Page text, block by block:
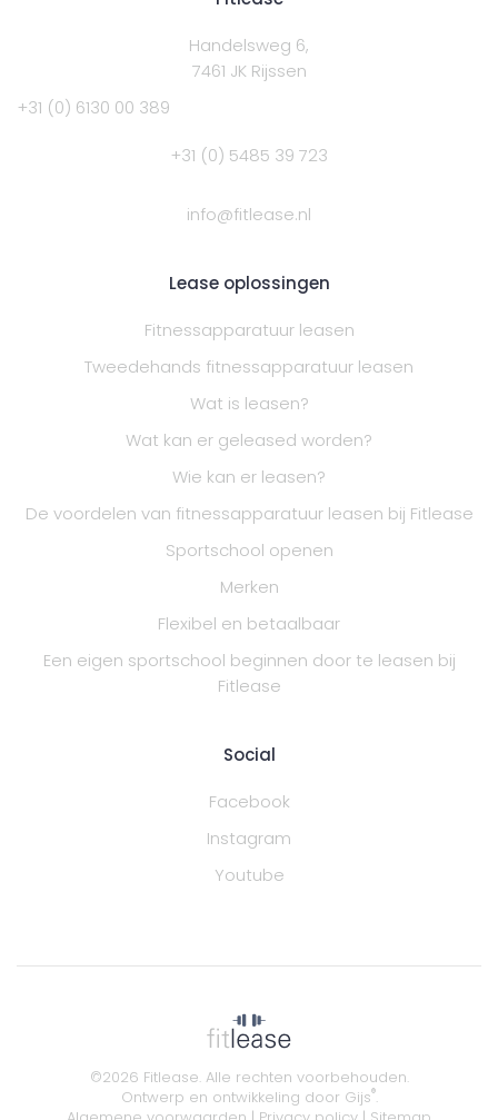
Handelsweg 6,
7461 JK Rijssen
+31 (0) 6130 00 389
+31 (0) 5485 39 723
info@fitlease.nl
Lease oplossingen
Fitnessapparatuur leasen
Tweedehands fitnessapparatuur leasen
Wat is leasen?
Wat kan er geleased worden?
Wie kan er leasen?
De voordelen van fitnessapparatuur leasen bij Fitlease
Sportschool openen
Merken
Flexibel en betaalbaar
Een eigen sportschool beginnen door te leasen bij
Fitlease
Social
Facebook
Instagram
Youtube
©2026 Fitlease. Alle rechten voorbehouden.
Ontwerp en ontwikkeling door Gijs®.